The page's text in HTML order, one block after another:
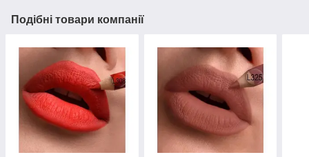
Подібні товари компанії